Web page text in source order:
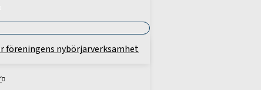
föreningens nybörjarverksamhet